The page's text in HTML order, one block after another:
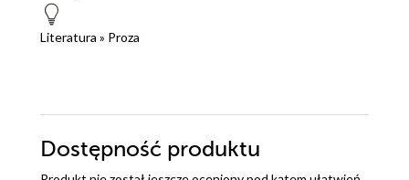
Literatura » Proza
Dostępność produktu